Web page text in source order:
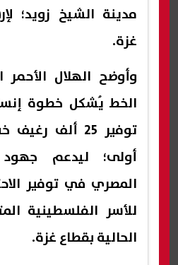
مدينة الشيخ زويد؛
غزة.
وأوضح الهلال
الخط يُشكل خطوة
توفير 25 ألف
أولى؛ ليدعم جهود
المصري في توفير
للأسر الفلسطينية
الحالية بقطاع غزة.